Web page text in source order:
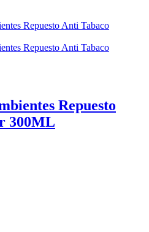
Repuesto
300ML